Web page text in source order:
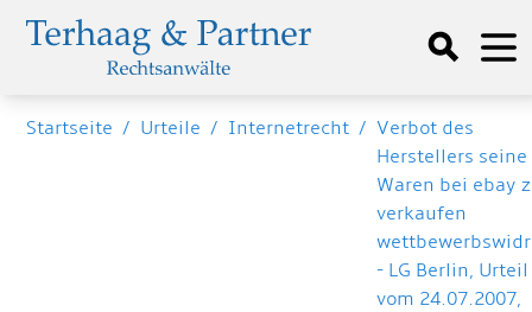
Startseite / Urteile / Internetrecht / Verbot des
Herstellers seine
Waren bei ebay
verkaufen
- LG Berlin, Urteil
vom 24.07.2007,